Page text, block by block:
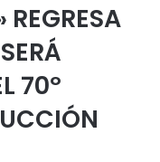
70º